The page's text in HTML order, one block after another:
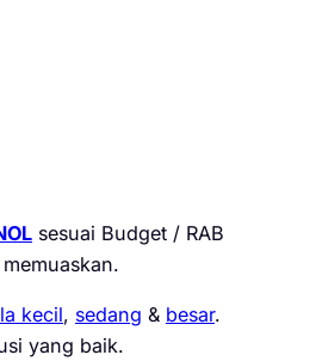
sesuai Budget / RAB
kecil, sedang & besar.
yang baik.